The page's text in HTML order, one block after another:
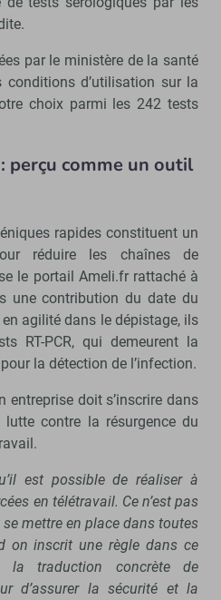
par le ministère de la santé
d’utilisation sur la
choix parmi les 242 tests
perçu comme un outil
rapides constituent un
réduire les chaînes de
le portail Ameli.fr rattaché à
une contribution du date du
agilité dans le dépistage, ils
RT-PCR, qui demeurent la
la détection de l’infection.
entreprise doit s’inscrire dans
contre la résurgence du
est possible de réaliser à
en télétravail. Ce n’est pas
se mettre en place dans toutes
on inscrit une règle dans ce
la traduction concrète de
d’assurer la sécurité et la